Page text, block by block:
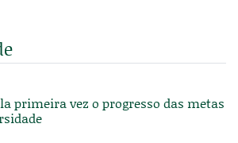
primeira vez o progresso das metas